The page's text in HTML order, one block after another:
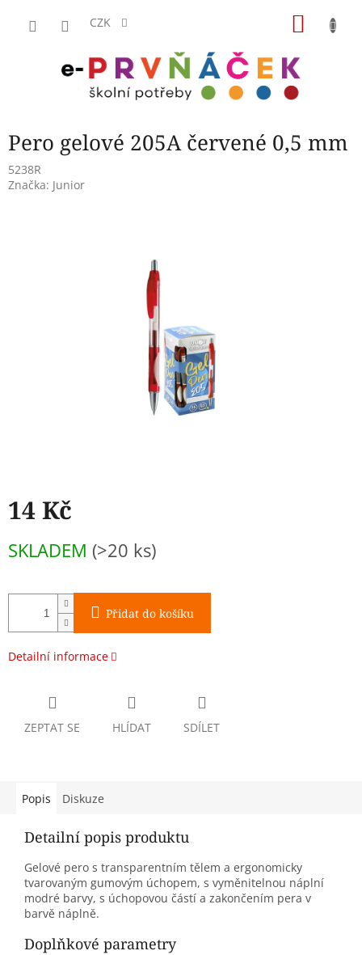
CZK
Pero gelové 205A červené 0,5 mm
5238R
Značka: Junior
14 Kč
cena:
SKLADEM (>20 ks)
Přidat do košíku
Detailní informace
ZEPTAT SE HLÍDAT SDÍLET
Popis Diskuze
Detailní popis produktu
Gelové pero s transparentním tělem a ergonomicky
tvarovaným gumovým úchopem, s vyměnitelnou náplní
modré barvy, s úchopovou částí a zakončením pera v
barvě náplně.
Doplňkové parametry